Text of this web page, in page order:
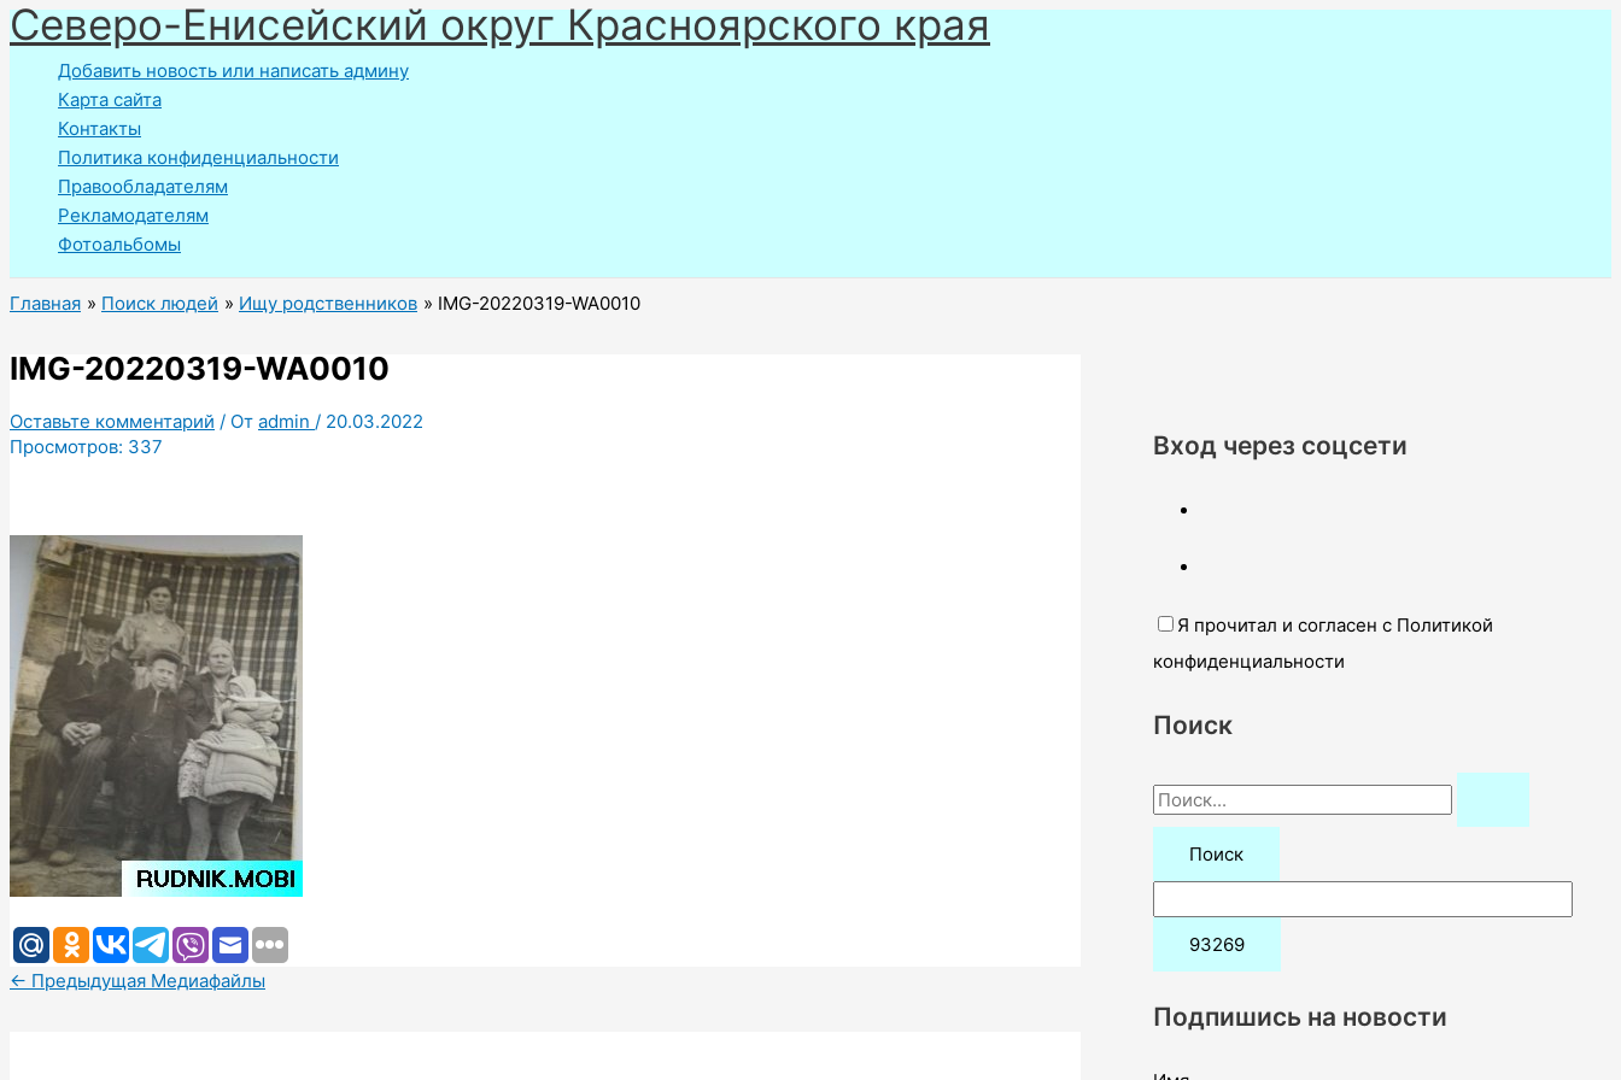
Перейти
к
содержимому
Северо-Енисейский округ Красноярского края
Добавить новость или написать админу
Карта сайта
Контакты
Политика конфиденциальности
Правообладателям
Рекламодателям
Фотоальбомы
Главная Поиск людей Ищу родственников IMG-20220319-WA0010
IMG-20220319-WA0010
Оставьте комментарий / От admin / 20.03.2022
Просмотров: 337
← Предыдущая Медиафайлы
Вход через соцсети
Я прочитал и согласен с Политикой
конфиденциальности
Поиск
П
о
:
Подпишись на новости